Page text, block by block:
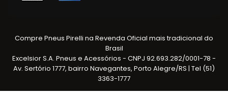
Compre Pneus Pirelli na Revenda Oficial mais tradicional do
Brasil
Excelsior S.A. Pneus e Acessórios - CNPJ 92.693.282/0001-78 -
Av. Sertório 1777, bairro Navegantes, Porto Alegre/RS | Tel (51)
3363-1777